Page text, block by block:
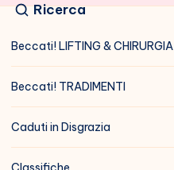
Ricerca
Beccati! LIFTING & CHIRURGIA
Beccati! TRADIMENTI
Caduti in Disgrazia